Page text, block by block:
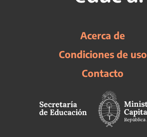
Acerca de
Condiciones de uso
Contacto